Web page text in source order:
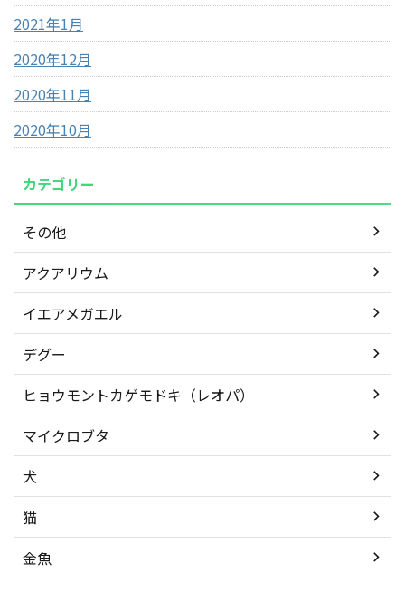
2021年1月
2020年12月
2020年11月
2020年10月
カテゴリー
その他
アクアリウム
イエアメガエル
デグー
ヒョウモントカゲモドキ（レオパ）
マイクロブタ
犬
猫
金魚